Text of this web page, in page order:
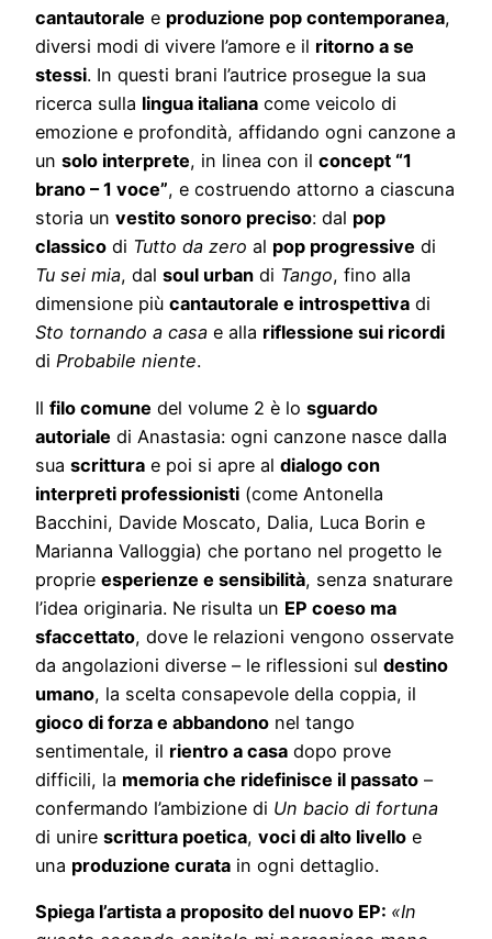
cantautorale e produzione pop contemporanea,
diversi modi di vivere l’amore e il ritorno a se
stessi. In questi brani l’autrice prosegue la sua
ricerca sulla lingua italiana come veicolo di
emozione e profondità, affidando ogni canzone a
un solo interprete, in linea con il concept “1
brano – 1 voce”, e costruendo attorno a ciascuna
storia un vestito sonoro preciso: dal pop
classico di Tutto da zero al pop progressive di
Tu sei mia, dal soul urban di Tango, fino alla
dimensione più cantautorale e introspettiva di
Sto tornando a casa e alla riflessione sui ricordi
di Probabile niente.
Il filo comune del volume 2 è lo sguardo
autoriale di Anastasia: ogni canzone nasce dalla
sua scrittura e poi si apre al dialogo con
interpreti professionisti (come Antonella
Bacchini, Davide Moscato, Dalia, Luca Borin e
Marianna Valloggia) che portano nel progetto le
proprie esperienze e sensibilità, senza snaturare
l’idea originaria. Ne risulta un EP coeso ma
sfaccettato, dove le relazioni vengono osservate
da angolazioni diverse – le riflessioni sul destino
umano, la scelta consapevole della coppia, il
gioco di forza e abbandono nel tango
sentimentale, il rientro a casa dopo prove
difficili, la memoria che ridefinisce il passato –
confermando l’ambizione di Un bacio di fortuna
di unire scrittura poetica, voci di alto livello e
una produzione curata in ogni dettaglio.
Spiega l’artista a proposito del nuovo EP: «In